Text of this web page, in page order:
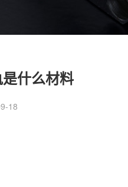
什么材料
18